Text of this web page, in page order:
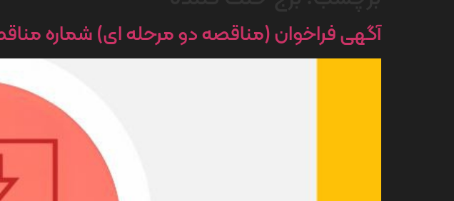
آگهی فراخوان (مناقصه دو مرحله ای) شماره مناقصه ب